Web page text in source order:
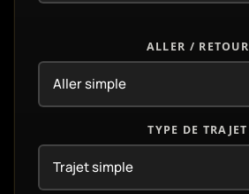
ALLER / RETOUR
TYPE DE TRAJET